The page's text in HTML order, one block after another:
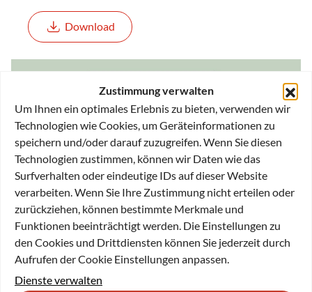
Zustimmung verwalten
Um Ihnen ein optimales Erlebnis zu bieten, verwenden wir
Technologien wie Cookies, um Geräteinformationen zu
speichern und/oder darauf zuzugreifen. Wenn Sie diesen
Technologien zustimmen, können wir Daten wie das
Surfverhalten oder eindeutige IDs auf dieser Website
verarbeiten. Wenn Sie Ihre Zustimmung nicht erteilen oder
zurückziehen, können bestimmte Merkmale und
Funktionen beeinträchtigt werden. Die Einstellungen zu
den Cookies und Drittdiensten können Sie jederzeit durch
Aufrufen der Cookie Einstellungen anpassen.
Dienste verwalten
Download
Tätigkeitsbericht